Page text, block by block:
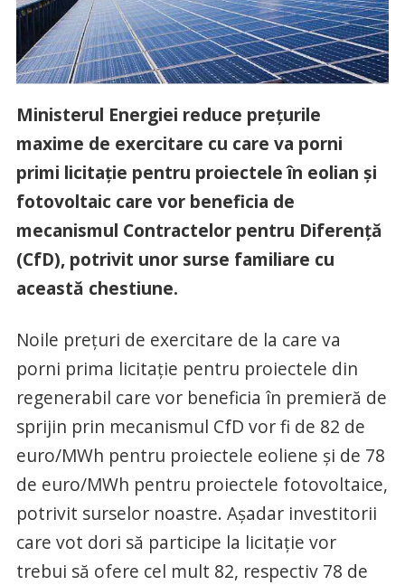
Ministerul Energiei reduce prețurile
maxime de exercitare cu care va porni
primi licitație pentru proiectele în eolian și
fotovoltaic care vor beneficia de
mecanismul Contractelor pentru Diferență
(CfD), potrivit unor surse familiare cu
această chestiune.
Noile prețuri de exercitare de la care va
porni prima licitație pentru proiectele din
regenerabil care vor beneficia în premieră de
sprijin prin mecanismul CfD vor fi de 82 de
euro/MWh pentru proiectele eoliene și de 78
de euro/MWh pentru proiectele fotovoltaice,
potrivit surselor noastre. Așadar investitorii
care vot dori să participe la licitație vor
trebui să ofere cel mult 82, respectiv 78 de